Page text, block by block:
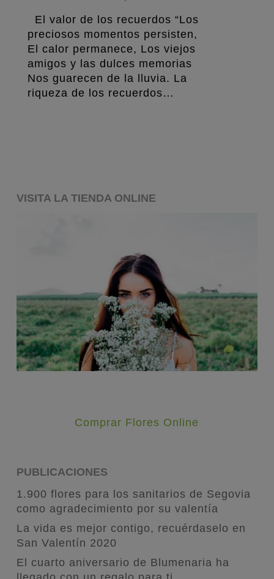
El valor de los recuerdos “Los
preciosos momentos persisten,
El calor permanece, Los viejos
amigos y las dulces memorias
Nos guarecen de la lluvia. La
riqueza de los recuerdos…
VISITA LA TIENDA ONLINE
Comprar Flores Online
PUBLICACIONES
1.900 flores para los sanitarios de Segovia
como agradecimiento por su valentía
La vida es mejor contigo, recuérdaselo en
San Valentín 2020
El cuarto aniversario de Blumenaria ha